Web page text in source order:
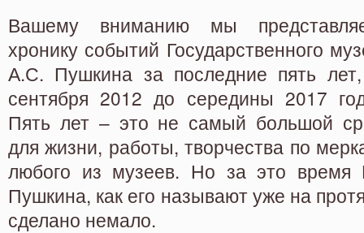
Вашему вниманию мы
хронику событий Государственного
А.С. Пушкина за последние пять
сентября 2012 до середины 2017
Пять лет – это не самый большой
для жизни, работы, творчества по
любого из музеев. Но за это время
Пушкина, как его называют уже на
сделано немало.